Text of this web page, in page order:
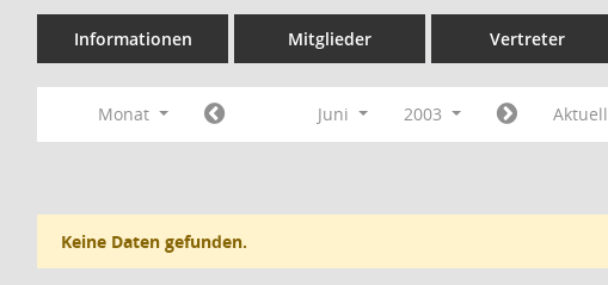
Informationen Mitglieder Vertreter
Monat Juni 2003 Aktuell
Keine Daten gefunden.